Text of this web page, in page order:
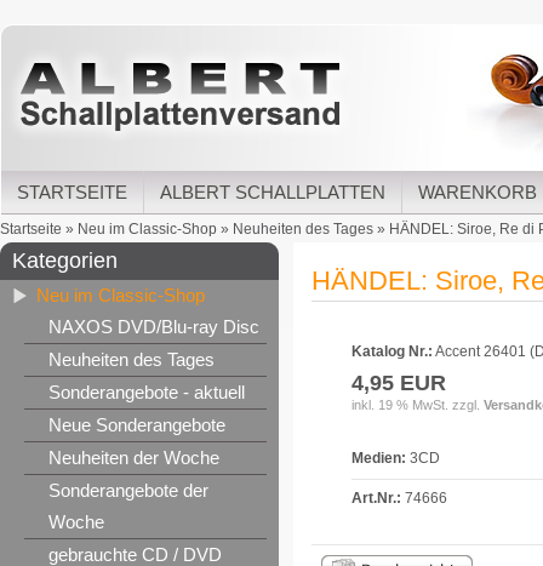
STARTSEITE ALBERT SCHALLPLATTEN WARENKORB
Startseite » Neu im Classic-Shop » Neuheiten des Tages » HÄNDEL: Siroe, Re di
Kategorien
Neu im Classic-Shop
NAXOS DVD/Blu-ray Disc
Neuheiten des Tages
Sonderangebote - aktuell
Neue Sonderangebote
Neuheiten der Woche
Sonderangebote der
Woche
gebrauchte CD / DVD
HÄNDEL: Siroe,
Katalog Nr.: Accent 26401
4,95 EUR
inkl. 19 % MwSt. zzgl.
Medien: 3CD
Art.Nr.: 74666